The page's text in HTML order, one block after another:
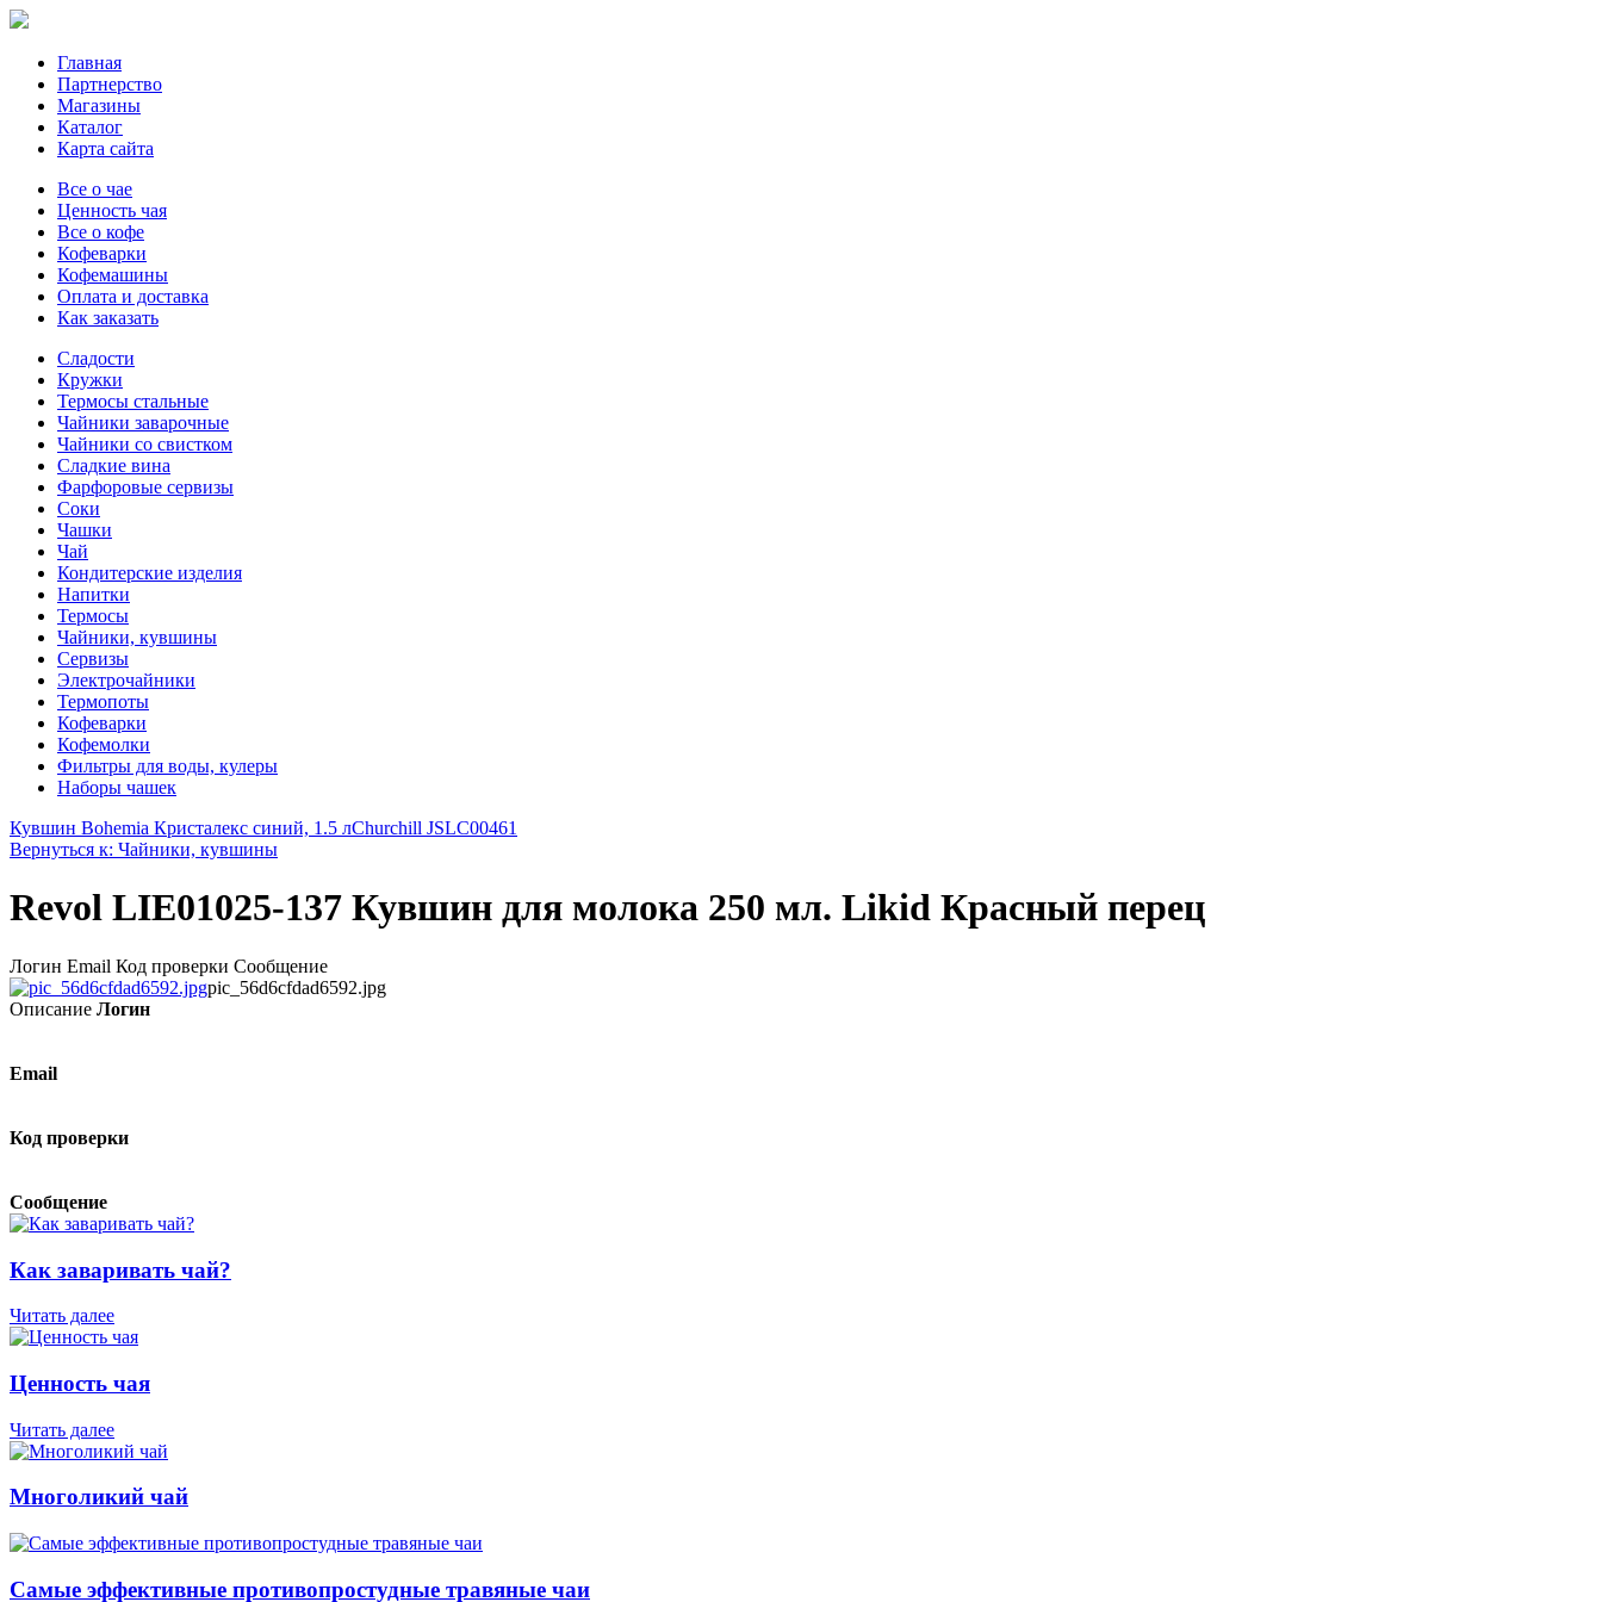
Главная
Партнерство
Магазины
Каталог
Карта сайта
Все о чае
Ценность чая
Все о кофе
Кофеварки
Кофемашины
Оплата и доставка
Как заказать
Сладости
Кружки
Термосы стальные
Чайники заварочные
Чайники со свистком
Сладкие вина
Фарфоровые сервизы
Соки
Чашки
Чай
Кондитерские изделия
Напитки
Термосы
Чайники, кувшины
Сервизы
Электрочайники
Термопоты
Кофеварки
Кофемолки
Фильтры для воды, кулеры
Наборы чашек
Кувшин Bohemia Кристалекс синий, 1.5 лChurchill JSLC00461
Вернуться к: Чайники, кувшины
Revol LIE01025-137 Кувшин для молока 250 мл. Likid Красный перец
Логин Email Код проверки Сообщение
pic_56d6cfdad6592.jpg
Описание Логин
Email
Код проверки
Сообщение
Как заваривать чай?
Читать далее
Ценность чая
Читать далее
Многоликий чай
Самые эффективные противопростудные травяные чаи